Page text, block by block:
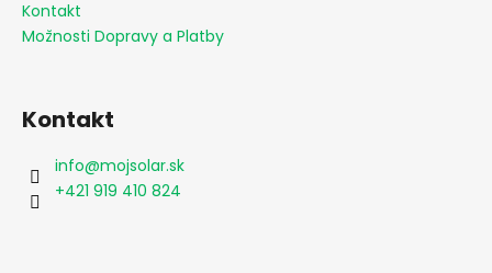
Kontakt
Možnosti Dopravy a Platby
Kontakt
info@mojsolar.sk
+421 919 410 824